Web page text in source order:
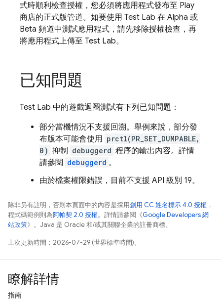
式時順利檢查授權，您必須將應用程式發布至 Play
商店的正式版管道。如要使用 Test Lab 在 Alpha 或
Beta 頻道中測試應用程式，請先移除授權檢查，再
將應用程式上傳至 Test Lab。
已知問題
Test Lab 中的遊戲迴圈測試有下列已知問題：
部分當機情況不支援回溯。舉例來說，部分發
布版本可能會使用 prctl(PR_SET_DUMPABLE,
0) 抑制 debuggerd 程序的輸出內容。詳情
請參閱 debuggerd 。
由於檔案權限錯誤，目前不支援 API 級別 19。
除非另有註明，否則本頁面中的內容是採用創用 CC 姓名標示 4.0 授權 ，
程式碼範例則為阿帕契 2.0 授權。詳情請參閱《Google Developers 網
站政策》。Java 是 Oracle 和/或其關聯企業的註冊商標。
上次更新時間：2026-07-29 (世界標準時間)。
瞭解詳情
指南